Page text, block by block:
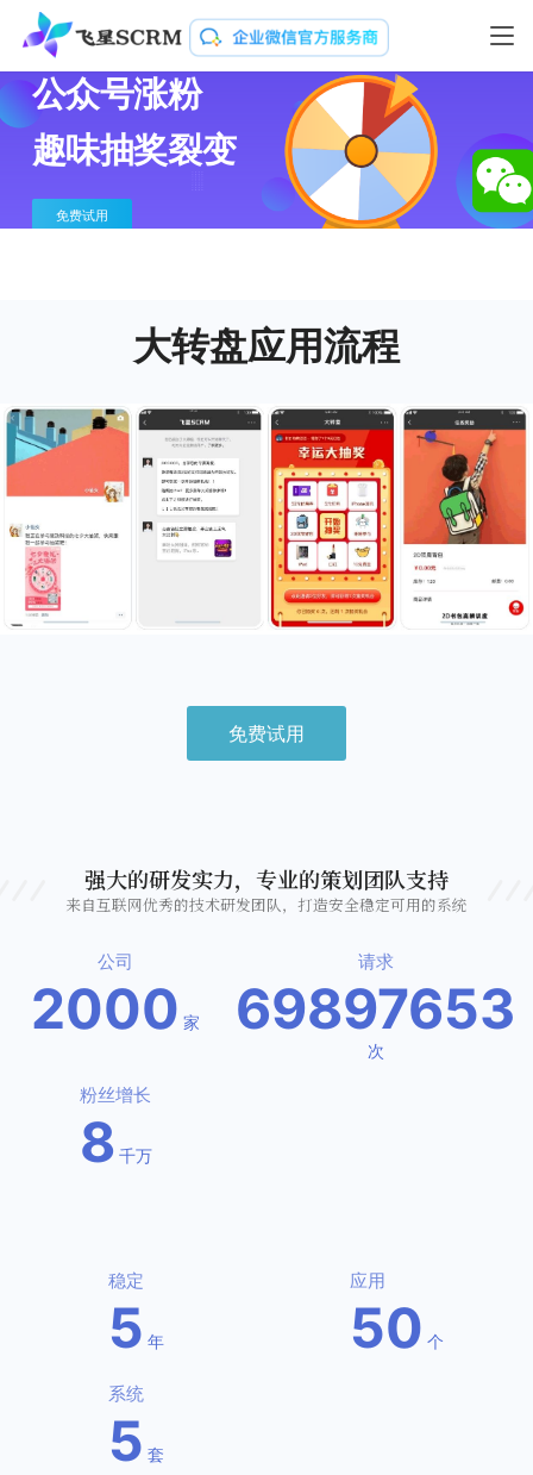
公众号涨粉
趣味抽奖裂变
免费试用
大转盘应用流程
免费试用
强大的研发实力，专业的策划团队支持
来自互联网优秀的技术研发团队，打造安全稳定可用的系统
公司
2000 家
请求
69897653
次
粉丝增长
8 千万
稳定
5 年
应用
50 个
系统
5 套